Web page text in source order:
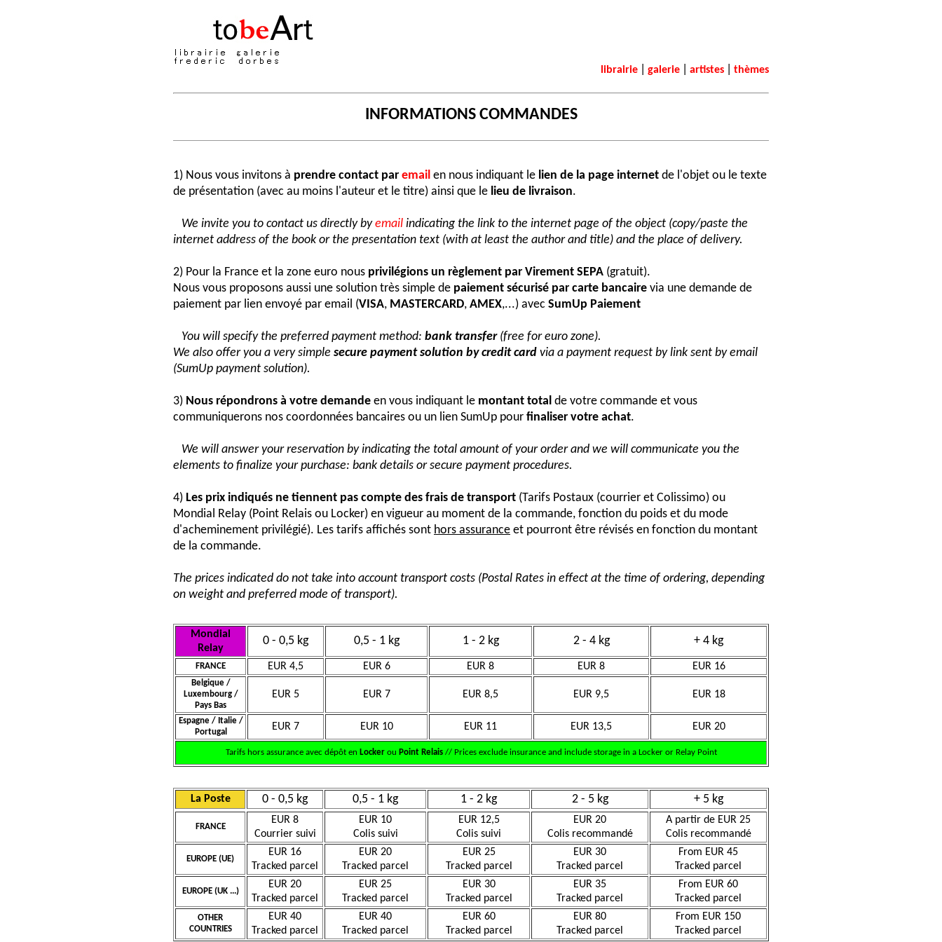
librairie galerie artistes thèmes
INFORMATIONS COMMANDES
1) Nous vous invitons à prendre contact par email en nous indiquant le lien de la page internet de l'objet ou le texte
de présentation (avec au moins l'auteur et le titre) ainsi que le lieu de livraison.
We invite you to contact us directly byemail indicating the link to the internet page of the object (copy/paste the
internet address of the book or the presentation text (with at least the author and title) and the place of delivery.
2) Pour la France et la zone euro nous privilégions un règlement par Virement SEPA (gratuit).
Nous vous proposons aussi une solution très simple de paiement sécurisé par carte bancaire via une demande de
paiement par lien envoyé par email (VISA, MASTERCARD, AMEX,...) avec SumUp Paiement
You will specify the preferred payment method: bank transfer(free for euro zone).
We also offer you a very simple secure payment solution by credit card via a payment request by link sent by email
(SumUp payment solution).
3) Nous répondrons à votre demande en vous indiquant le montant total de votre commande et vous
communiquerons nos coordonnées bancaires ou un lien SumUp pour finaliser votre achat.
We will answer your reservation by indicating the total amount of your order and we will communicate you the
elements to finalize your purchase: bank details or secure payment procedures.
4) Les prix indiqués ne tiennent pas compte des frais de transport (Tarifs Postaux (courrier et Colissimo) ou
Mondial Relay (Point Relais ou Locker) en vigueur au moment de la commande, fonction du poids et du mode
d'acheminement privilégié). Les tarifs affichés sont hors assurance et pourront être révisés en fonction du montant
de la commande.
The prices indicated do not take into account transport costs (Postal Rates in effect at the time of ordering, depending
on weight and preferred mode of transport).
Mondial
Relay
0 - 0,5 kg 0,5 - 1 kg 1 - 2 kg 2 - 4 kg + 4 kg
FRANCE EUR 4,5 EUR 6 EUR 8 EUR 8 EUR 16
Belgique /
Luxembourg /
Pays Bas
EUR 5 EUR 7 EUR 8,5 EUR 9,5 EUR 18
Espagne / Italie /
Portugal
EUR 7 EUR 10 EUR 11 EUR 13,5 EUR 20
Tarifs hors assurance avec dépôt en Lockerou Point Relais// Prices exclude insurance and include storage in a Locker or Relay Point
La Poste 0 - 0,5 kg 0,5 - 1 kg 1 - 2 kg 2 - 5 kg + 5 kg
FRANCE
EUR 8
Courrier suivi
EUR 10
Colis suivi
EUR 12,5
Colis suivi
EUR 20
Colis recommandé
A partir de EUR 25
Colis recommandé
EUROPE (UE)
EUR 16
Tracked parcel
EUR 20
Tracked parcel
EUR 25
Tracked parcel
EUR 30
Tracked parcel
From EUR 45
Tracked parcel
EUROPE (UK ...)
EUR 20
Tracked parcel
EUR 25
Tracked parcel
EUR 30
Tracked parcel
EUR 35
Tracked parcel
From EUR 60
Tracked parcel
OTHER
COUNTRIES
EUR 40
Tracked parcel
EUR 40
Tracked parcel
EUR 60
Tracked parcel
EUR 80
Tracked parcel
From EUR 150
Tracked parcel